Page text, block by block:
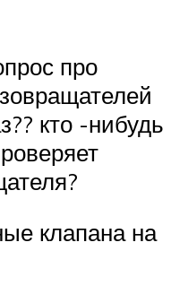
про
кто -нибудь
клапана на